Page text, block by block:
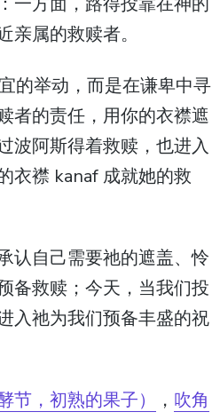
属的救赎者。
的举动，而是在谦卑中寻
者的责任，用你的衣襟遮
波阿斯得着救赎，也进入
衣襟 kanaf 成就她的救
认自己需要祂的遮盖、怜
备救赎；今天，当我们投
入祂为我们预备丰盛的祝
节，初熟的果子） ， 吹角